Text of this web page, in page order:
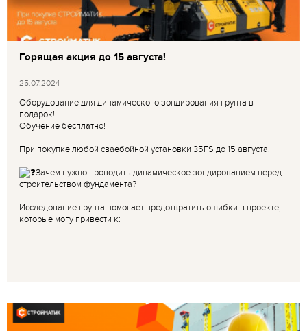
Горящая акция до 15 августа!
25.07.2024
Оборудование для динамического зондирования грунта в
подарок!
Обучение бесплатно!
При покупке любой сваебойной установки 35FS до 15 августа!
Зачем нужно проводить динамическое зондированием перед
строительством фундамента?
Исследование грунта помогает предотвратить ошибки в проекте,
которые могу привести к: